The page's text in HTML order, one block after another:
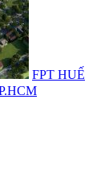
FPT HUẾ